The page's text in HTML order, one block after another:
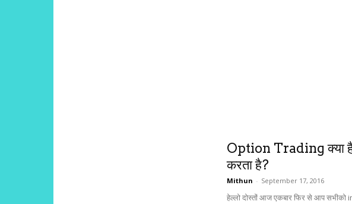
Option Trading
करता है?
Mithun - September 17, 2016
हेल्लो दोस्तों आज एकबार फिर से आप सभीको